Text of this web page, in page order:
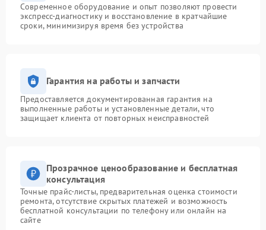
Современное оборудование и опыт позволяют провести
экспресс-диагностику и восстановление в кратчайшие
сроки, минимизируя время без устройства
Гарантия на работы и запчасти
Предоставляется документированная гарантия на
выполненные работы и установленные детали, что
защищает клиента от повторных неисправностей
Прозрачное ценообразование и бесплатная
консультация
Точные прайс-листы, предварительная оценка стоимости
ремонта, отсутствие скрытых платежей и возможность
бесплатной консультации по телефону или онлайн на
сайте